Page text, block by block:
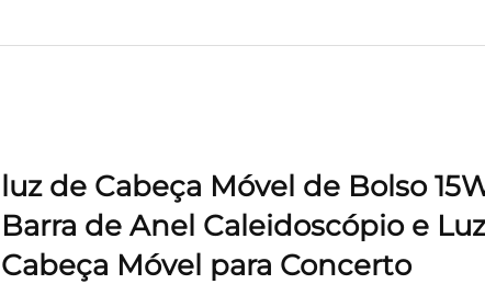
luz de Cabeça Móvel de Bolso
Barra de Anel Caleidoscópio e
Cabeça Móvel para Concerto